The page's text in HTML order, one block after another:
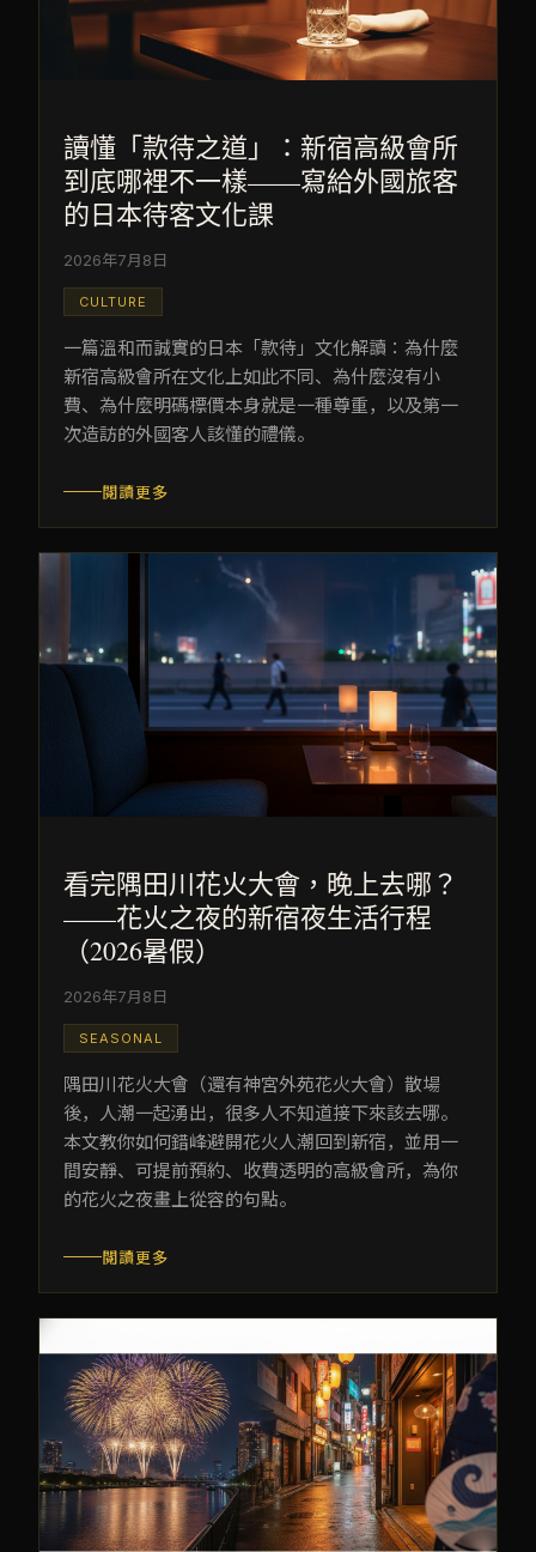
讀懂「款待之道」：新宿高級會所
到底哪裡不一樣——寫給外國旅客
的日本待客文化課
2026年7月8日
CULTURE
一篇溫和而誠實的日本「款待」文化解讀：為什麼
新宿高級會所在文化上如此不同、為什麼沒有小
費、為什麼明碼標價本身就是一種尊重，以及第一
次造訪的外國客人該懂的禮儀。
閱讀更多
看完隅田川花火大會，晚上去哪？
——花火之夜的新宿夜生活行程
（2026暑假）
2026年7月8日
SEASONAL
隅田川花火大會（還有神宮外苑花火大會）散場
後，人潮一起湧出，很多人不知道接下來該去哪。
本文教你如何錯峰避開花火人潮回到新宿，並用一
間安靜、可提前預約、收費透明的高級會所，為你
的花火之夜畫上從容的句點。
閱讀更多